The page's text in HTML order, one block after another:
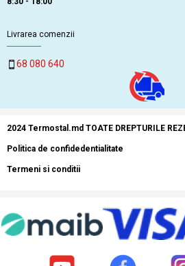
Livrarea comenzii
68 080 640
2024 Termostal.md TOATE DREPTURILE
Politica de confidedentialitate
Termeni si conditii